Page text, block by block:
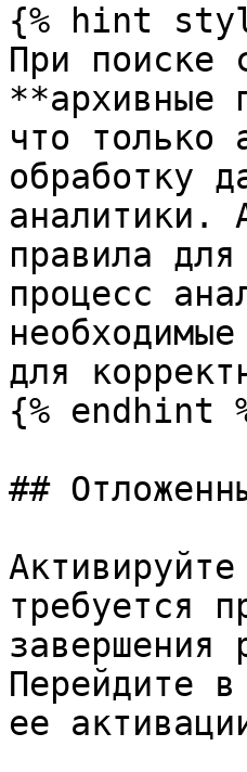
{% hint
При поиске
**архивные
что только
обработку
аналитики.
правила
процесс
для
{% endhint
##
требуется
Перейдите
ее